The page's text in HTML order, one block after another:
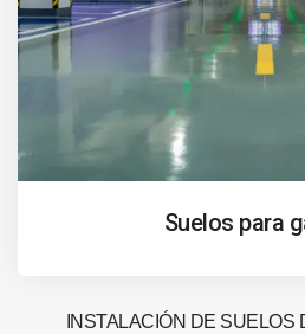
Suelos para
INSTALACIÓN DE SUELOS